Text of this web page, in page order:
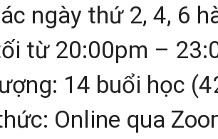
ngày thứ 2, 4, 6
từ 20:00pm –
14 buổi học
Online qua